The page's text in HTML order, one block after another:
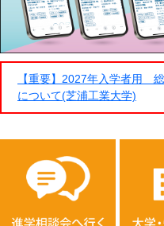
【重要】2027年入学者用
について(芝浦工業大学)